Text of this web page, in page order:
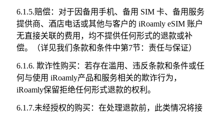
6.1.5.赔偿：对于因备用手机、备用 SIM 卡、备用服务
提供商、酒店电话或其他与客户的 iRoamly eSIM 账户
无直接关联的费用，均不提供任何形式的退款或补
偿。（详见我们条款和条件中第7节：责任与保证）
6.1.6. 欺诈性购买：若存在滥用、违反条款和条件或任
何与使用 iRoamly产品和服务相关的欺诈行为，
iRoamly保留拒绝任何形式退款的权利。
6.1.7.未经授权的购买：在处理退款前，此类情况将接